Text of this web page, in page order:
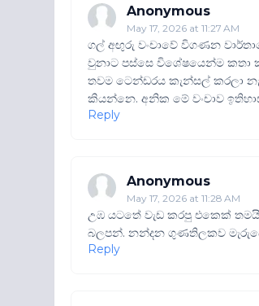
Anonymous
May 17, 2026 at 11:27 AM
ගල් අඟුරු වංචාවේ විගණන
වුනාට පස්සෙ විශේෂයෙන්ම කතා
තවම ටෙන්ඩරය කැන්සල් කරලා
කියන්නෙ. අනික මේ වංචාව
Reply
Anonymous
May 17, 2026 at 11:28 AM
උඹ යටතේ වැඩ කරපු එකෙක්
බලපන්. නන්දන ගුණතිලකව
Reply